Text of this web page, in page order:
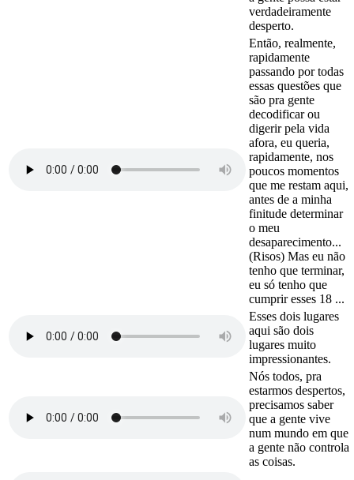
verdadeiramente
desperto.
Então, realmente,
rapidamente
passando por todas
essas questões que
são pra gente
decodificar ou
digerir pela vida
afora, eu queria,
rapidamente, nos
poucos momentos
que me restam aqui,
antes de a minha
finitude determinar
o meu
desaparecimento...
(Risos) Mas eu não
tenho que terminar,
eu só tenho que
cumprir esses 18 ...
Esses dois lugares
aqui são dois
lugares muito
impressionantes.
Nós todos, pra
estarmos despertos,
precisamos saber
que a gente vive
num mundo em que
a gente não controla
as coisas.